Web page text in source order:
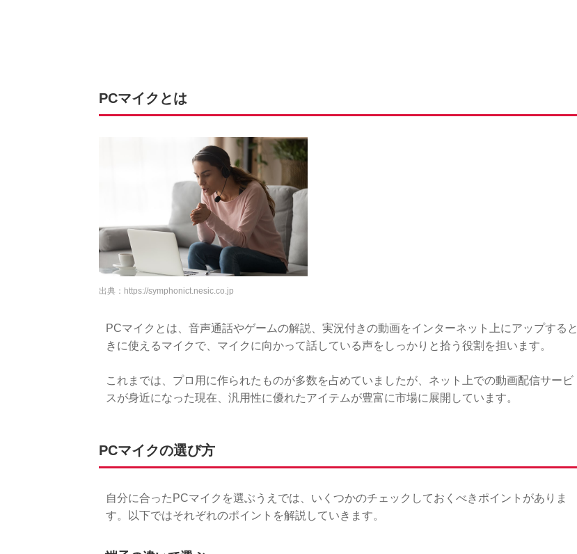
PCマイクとは
出典： https://symphonict.nesic.co.jp
PCマイクとは、音声通話やゲームの解説、実況付きの動画をインターネット上にアップすると
きに使えるマイクで、マイクに向かって話している声をしっかりと拾う役割を担います。
これまでは、プロ用に作られたものが多数を占めていましたが、ネット上での動画配信サービ
スが身近になった現在、汎用性に優れたアイテムが豊富に市場に展開しています。
PCマイクの選び方
自分に合ったPCマイクを選ぶうえでは、いくつかのチェックしておくべきポイントがありま
す。以下ではそれぞれのポイントを解説していきます。